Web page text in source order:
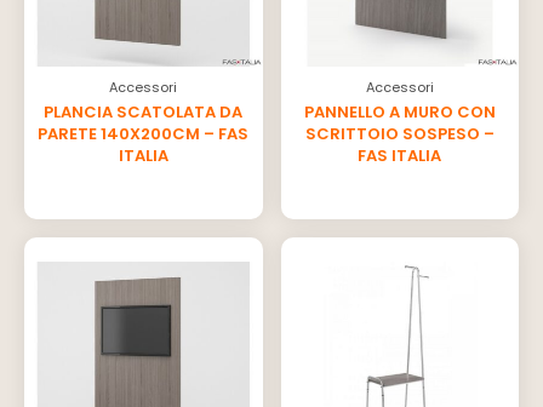
Accessori
PLANCIA SCATOLATA DA
PARETE 140X200CM – FAS
ITALIA
Accessori
PANNELLO A MURO CON
SCRITTOIO SOSPESO –
FAS ITALIA